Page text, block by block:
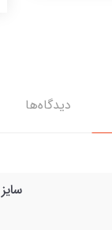
دیدگاه‌ها
سایز